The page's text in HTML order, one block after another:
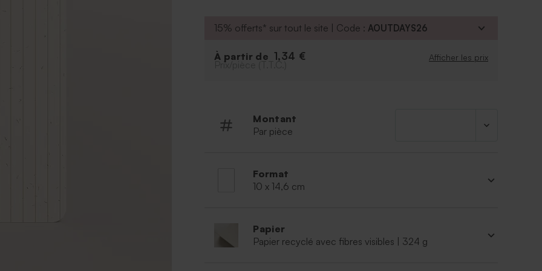
15% offerts* sur tout le site | Code :AOUTDAYS26
À partir de 1,34 € Afficher les prix
Prix/pièce (T.T.C.)
Montant
Par pièce
Format
10 x 14,6 cm
Papier
Papier recyclé avec fibres visibles | 324 g